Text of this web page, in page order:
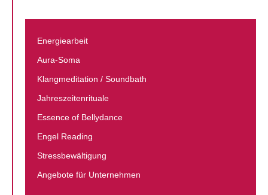
Energiearbeit
Aura-Soma
Klang­meditation / Soundbath
Jahreszeiten­rituale
Essence of Bellydance
Engel Reading
Stressbewältigung
Angebote für Unternehmen